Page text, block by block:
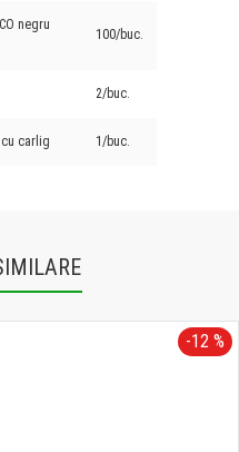
negru
100/buc.
2/buc.
carlig 1/buc.
-12 %